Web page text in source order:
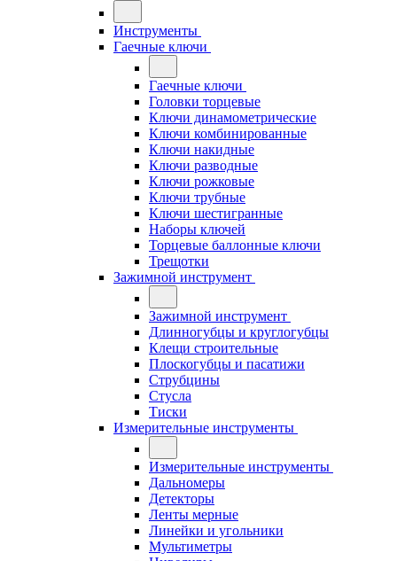
Инструменты
Гаечные ключи
Гаечные ключи
Головки торцевые
Ключи динамометрические
Ключи комбинированные
Ключи накидные
Ключи разводные
Ключи рожковые
Ключи трубные
Ключи шестигранные
Наборы ключей
Торцевые баллонные ключи
Трещотки
Зажимной инструмент
Зажимной инструмент
Длинногубцы и круглогубцы
Клещи строительные
Плоскогубцы и пасатижи
Струбцины
Стусла
Тиски
Измерительные инструменты
Измерительные инструменты
Дальномеры
Детекторы
Ленты мерные
Линейки и угольники
Мультиметры